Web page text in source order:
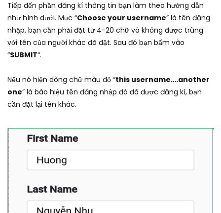
Tiếp đến phần đăng kí thông tin bạn làm theo hướng dẫn
như hình dưới. Mục “Choose your username” là tên đăng
nhập, bạn cần phải đặt từ 4-20 chữ và không được trùng
với tên của người khác đã đặt. Sau đó bạn bấm vào
“SUBMIT“.
Nếu nó hiện dòng chữ màu đỏ “this username….another
one” là báo hiệu tên đăng nhập đó đã được đăng kí, bạn
cần đặt lại tên khác.